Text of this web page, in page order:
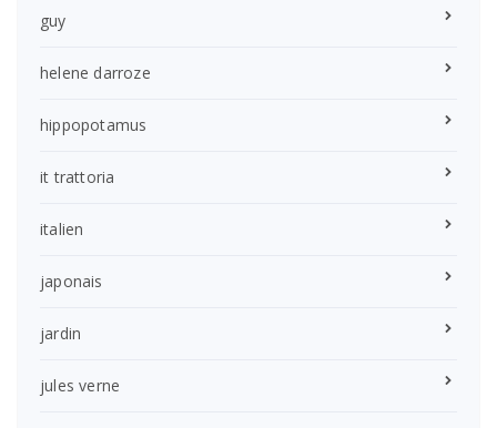
guy
helene darroze
hippopotamus
it trattoria
italien
japonais
jardin
jules verne